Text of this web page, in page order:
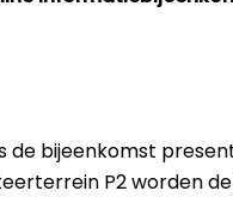
de bijeenkomst
P2 worden